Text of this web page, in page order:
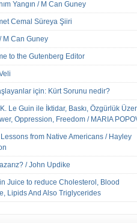
Yangın / M Can Guney
Cemal Süreya Şiiri
M Can Guney
to the Gutenberg Editor
için: Kürt Sorunu nedir?
Le Guin ile İktidar, Baskı, Özgürlük
Oppression, Freedom / MARIA
from Native Americans / Hayley
/ John Updike
Juice to reduce Cholesterol, Blood
Lipids And Also Triglycerides